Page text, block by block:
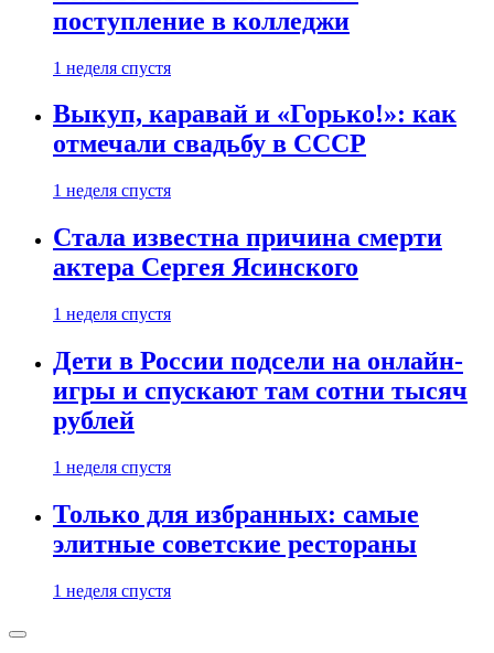
поступление в колледжи
1 неделя спустя
Выкуп, каравай и «Горько!»: как
отмечали свадьбу в СССР
1 неделя спустя
Стала известна причина смерти
актера Сергея Ясинского
1 неделя спустя
Дети в России подсели на онлайн-
игры и спускают там сотни тысяч
рублей
1 неделя спустя
Только для избранных: самые
элитные советские рестораны
1 неделя спустя